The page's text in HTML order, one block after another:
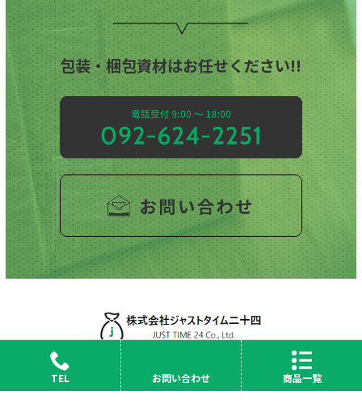
包装・梱包資材はお任せください!!
会社概要
TEL お問い合わせ 商品一覧